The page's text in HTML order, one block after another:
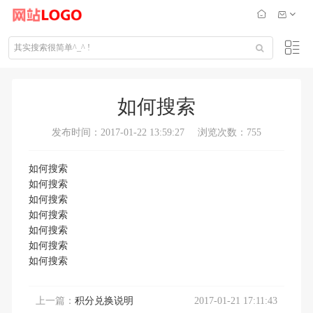
如何搜索
发布时间：2017-01-22 13:59:27 浏览次数：755
如何搜索
如何搜索
如何搜索
如何搜索
如何搜索
如何搜索
如何搜索
上一篇： 积分兑换说明 2017-01-21 17:11:43